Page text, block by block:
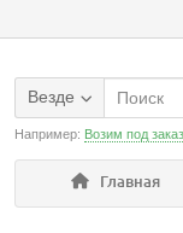
Везде
Например: Возим под
Главная